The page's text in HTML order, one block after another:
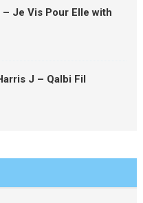
Je Vis Pour Elle with
J – Qalbi Fil